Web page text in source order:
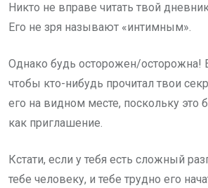
Никто не вправе читать твой
Его не зря называют «интимным».
Однако будь осторожен/осторожна!
чтобы кто-нибудь прочитал твои
его на видном месте, поскольку это
как приглашение.
Кстати, если у тебя есть сложный
тебе человеку, и тебе трудно его